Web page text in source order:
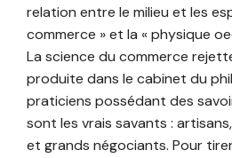
relation entre le milieu et les
commerce » et la « physique
La science du commerce
produite dans le cabinet du
praticiens possédant des
sont les vrais savants :
et grands négociants. Pour